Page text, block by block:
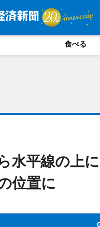
食べる
水平線の上
位置に